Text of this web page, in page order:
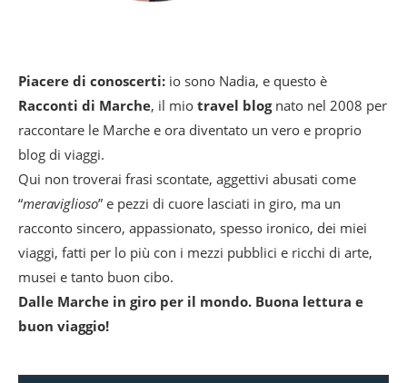
Piacere di conoscerti: io sono Nadia, e questo è
Racconti di Marche, il mio travel blognato nel 2008 per
raccontare le Marche e ora diventato un vero e proprio
blog di viaggi.
Qui non troverai frasi scontate, aggettivi abusati come
“meraviglioso” e pezzi di cuore lasciati in giro, ma un
racconto sincero, appassionato, spesso ironico, dei miei
viaggi, fatti per lo più con i mezzi pubblici e ricchi di arte,
musei e tanto buon cibo.
Dalle Marche in giro per il mondo. Buona lettura e
buon viaggio!